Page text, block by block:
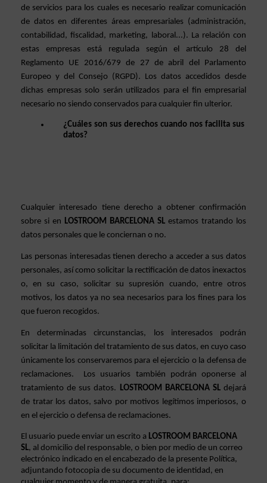
de servicios para los cuales es necesario realizar comunicación
de datos en diferentes áreas empresariales (administración,
contabilidad, fiscalidad, marketing, laboral...). La relación con
estas empresas está regulada según el artículo 28 del
Reglamento UE 2016/679 de 27 de abril del Parlamento
Europeo y del Consejo (RGPD). Los datos accedidos desde
dichas empresas solo serán utilizados para el fin empresarial
necesario no siendo conservados para cualquier fin ulterior.
¿Cuáles son sus derechos cuando nos facilita sus
datos?
Cualquier interesado tiene derecho a obtener confirmación
sobre si en LOSTROOM BARCELONA SL estamos tratando los
datos personales que le conciernan o no.
Las personas interesadas tienen derecho a acceder a sus datos
personales, así como solicitar la rectificación de datos inexactos
o, en su caso, solicitar su supresión cuando, entre otros
motivos, los datos ya no sea necesarios para los fines para los
que fueron recogidos.
En determinadas circunstancias, los interesados podrán
solicitar la limitación del tratamiento de sus datos, en cuyo caso
únicamente los conservaremos para el ejercicio o la defensa de
reclamaciones.  Los usuarios también podrán oponerse al
tratamiento de sus datos. LOSTROOM BARCELONA SL dejará
de tratar los datos, salvo por motivos legítimos imperiosos, o
en el ejercicio o defensa de reclamaciones.
El usuario puede enviar un escrito a LOSTROOM BARCELONA
SL, al domicilio del responsable, o bien por medio de un correo
electrónico indicado en el encabezado de la presente Política,
adjuntando fotocopia de su documento de identidad, en